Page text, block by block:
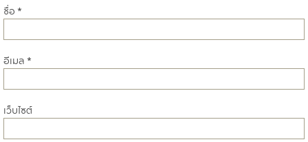
ชื่อ *
อีเมล *
เว็บไซต์